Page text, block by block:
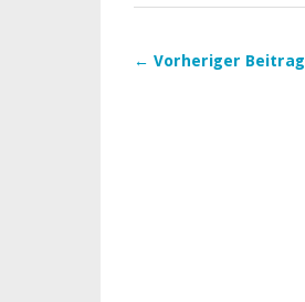
← Vorheriger Beitrag